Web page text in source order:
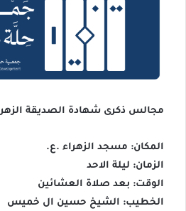
مجالس ذكرى شهادة الصديقة
المكان: مسجد الزهراء .ع.
الزمان: ليلة الاحد
الوقت: بعد صلاة العشائين
الخطيب: الشيخ حسين ال خميس